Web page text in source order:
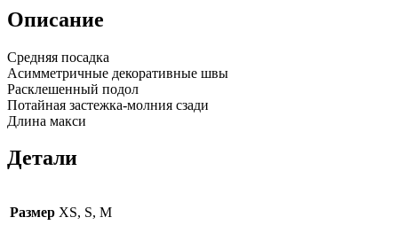
Описание
Средняя посадка
Асимметричные декоративные швы
Расклешенный подол
Потайная застежка-молния сзади
Длина макси
Детали
Размер XS, S, M